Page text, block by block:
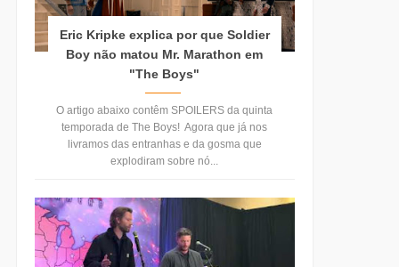
Eric Kripke explica por que Soldier
Boy não matou Mr. Marathon em
"The Boys"
O artigo abaixo contêm SPOILERS da quinta
temporada de The Boys! Agora que já nos
livramos das entranhas e da gosma que
explodiram sobre nó...